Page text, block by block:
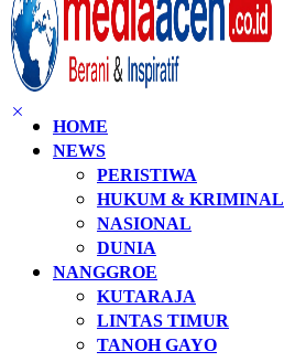
HOME
NEWS
PERISTIWA
HUKUM & KRIMINAL
NASIONAL
DUNIA
NANGGROE
KUTARAJA
LINTAS TIMUR
TANOH GAYO